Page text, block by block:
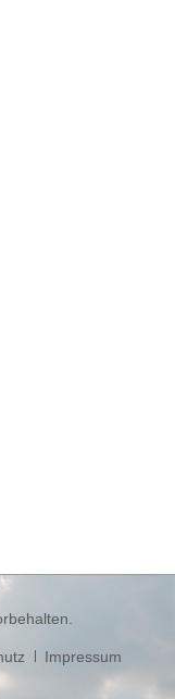
Impressum